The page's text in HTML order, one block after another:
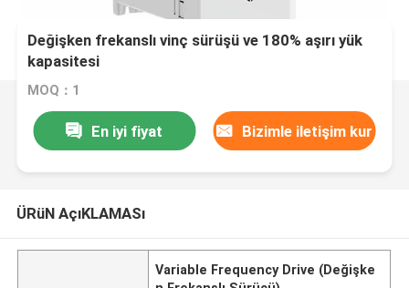
Değişken frekanslı vinç sürüşü ve 180% aşırı yük
kapasitesi
MOQ：1
En iyi fiyat Bizimle iletişim kur
ÜRüN AçıKLAMASı
Variable Frequency Drive (Değişke